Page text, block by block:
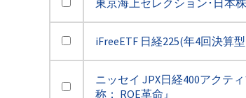
東京海上セレクション･日本
iFreeETF 日経225(年4回決算
ニッセイ JPX日経400アクテ
称： ROE革命』